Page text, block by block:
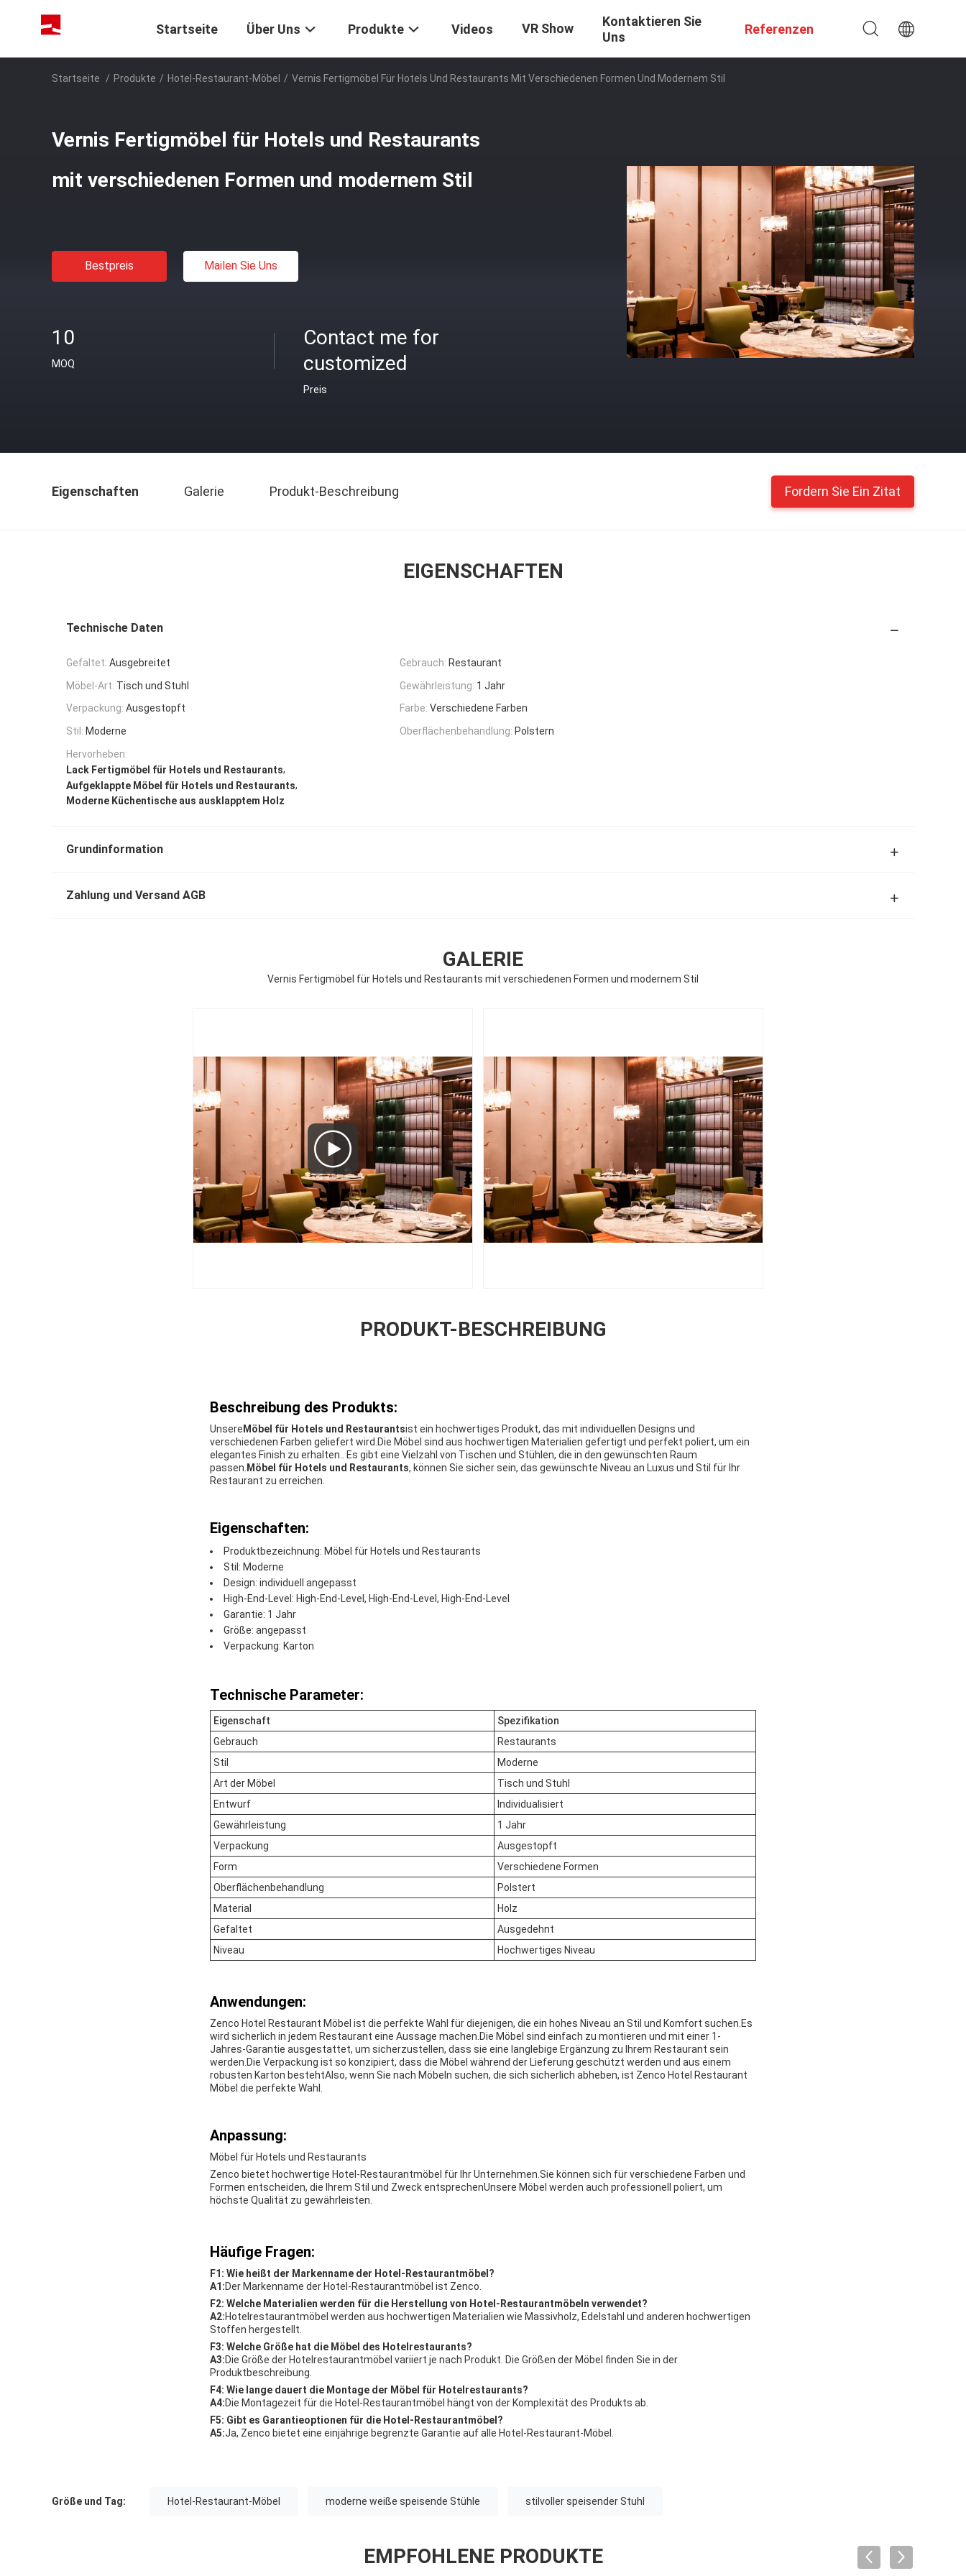
Startseite Über Uns Produkte Videos VR Show
Kontaktieren Sie
Uns
Referenzen
Startseite / Produkte / Hotel-Restaurant-Möbel / Vernis Fertigmöbel Für Hotels Und Restaurants Mit Verschiedenen Formen Und Modernem Stil
Vernis Fertigmöbel für Hotels und Restaurants
mit verschiedenen Formen und modernem Stil
Bestpreis Mailen Sie Uns
10
MOQ
Contact me for
customized
Preis
Eigenschaften Galerie Produkt-Beschreibung Fordern Sie Ein Zitat
EIGENSCHAFTEN
Technische Daten
Gefaltet: Ausgebreitet Gebrauch: Restaurant
Möbel-Art: Tisch und Stuhl Gewährleistung: 1 Jahr
Verpackung: Ausgestopft Farbe: Verschiedene Farben
Stil: Moderne Oberflächenbehandlung: Polstern
Hervorheben:
Lack Fertigmöbel für Hotels und Restaurants,
Aufgeklappte Möbel für Hotels und Restaurants,
Moderne Küchentische aus ausklapptem Holz
Grundinformation
Zahlung und Versand AGB
GALERIE
Vernis Fertigmöbel für Hotels und Restaurants mit verschiedenen Formen und modernem Stil
PRODUKT-BESCHREIBUNG
Beschreibung des Produkts:
Unsere Möbel für Hotels und Restaurantsist ein hochwertiges Produkt, das mit individuellen Designs und
verschiedenen Farben geliefert wird.Die Möbel sind aus hochwertigen Materialien gefertigt und perfekt poliert, um ein
elegantes Finish zu erhalten.. Es gibt eine Vielzahl von Tischen und Stühlen, die in den gewünschten Raum
passen. Möbel für Hotels und Restaurants, können Sie sicher sein, das gewünschte Niveau an Luxus und Stil für Ihr
Restaurant zu erreichen.
Eigenschaften:
Produktbezeichnung: Möbel für Hotels und Restaurants
Stil: Moderne
Design: individuell angepasst
High-End-Level: High-End-Level, High-End-Level, High-End-Level
Garantie: 1 Jahr
Größe: angepasst
Verpackung: Karton
Technische Parameter:
Eigenschaft
Spezifikation
Gebrauch
Restaurants
Stil
Moderne
Art der Möbel
Tisch und Stuhl
Entwurf
Individualisiert
Gewährleistung
1 Jahr
Verpackung
Ausgestopft
Form
Verschiedene Formen
Oberflächenbehandlung
Polstert
Material
Holz
Gefaltet
Ausgedehnt
Niveau
Hochwertiges Niveau
Anwendungen:
Zenco Hotel Restaurant Möbel ist die perfekte Wahl für diejenigen, die ein hohes Niveau an Stil und Komfort suchen.Es
wird sicherlich in jedem Restaurant eine Aussage machen.Die Möbel sind einfach zu montieren und mit einer 1-
Jahres-Garantie ausgestattet, um sicherzustellen, dass sie eine langlebige Ergänzung zu Ihrem Restaurant sein
werden.Die Verpackung ist so konzipiert, dass die Möbel während der Lieferung geschützt werden und aus einem
robusten Karton bestehtAlso, wenn Sie nach Möbeln suchen, die sich sicherlich abheben, ist Zenco Hotel Restaurant
Möbel die perfekte Wahl.
Anpassung:
Möbel für Hotels und Restaurants
Zenco bietet hochwertige Hotel-Restaurantmöbel für Ihr Unternehmen.Sie können sich für verschiedene Farben und
Formen entscheiden, die Ihrem Stil und Zweck entsprechenUnsere Möbel werden auch professionell poliert, um
höchste Qualität zu gewährleisten.
Häufige Fragen:
F1: Wie heißt der Markenname der Hotel-Restaurantmöbel?
A1:Der Markenname der Hotel-Restaurantmöbel ist Zenco.
F2: Welche Materialien werden für die Herstellung von Hotel-Restaurantmöbeln verwendet?
A2:Hotelrestaurantmöbel werden aus hochwertigen Materialien wie Massivholz, Edelstahl und anderen hochwertigen
Stoffen hergestellt.
F3: Welche Größe hat die Möbel des Hotelrestaurants?
A3:Die Größe der Hotelrestaurantmöbel variiert je nach Produkt. Die Größen der Möbel finden Sie in der
Produktbeschreibung.
F4: Wie lange dauert die Montage der Möbel für Hotelrestaurants?
A4:Die Montagezeit für die Hotel-Restaurantmöbel hängt von der Komplexität des Produkts ab.
F5: Gibt es Garantieoptionen für die Hotel-Restaurantmöbel?
A5:Ja, Zenco bietet eine einjährige begrenzte Garantie auf alle Hotel-Restaurant-Möbel.
Größe und Tag: Hotel-Restaurant-Möbel moderne weiße speisende Stühle stilvoller speisender Stuhl
EMPFOHLENE PRODUKTE